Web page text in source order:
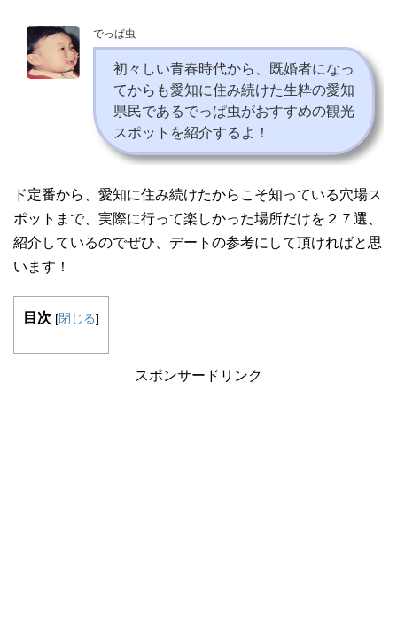
でっぱ虫
初々しい青春時代から、既婚者になっ
てからも愛知に住み続けた生粋の愛知
県民であるでっぱ虫がおすすめの観光
スポットを紹介するよ！
ド定番から、愛知に住み続けたからこそ知っている穴場ス
ポットまで、実際に行って楽しかった場所だけを２７選、
紹介しているのでぜひ、デートの参考にして頂ければと思
います！
目次 [閉じる]
スポンサードリンク